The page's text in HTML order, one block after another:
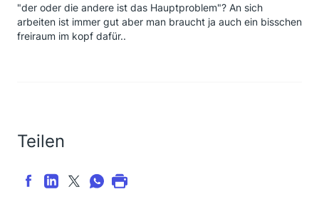
"der oder die andere ist das Hauptproblem"? An sich
arbeiten ist immer gut aber man braucht ja auch ein bisschen
freiraum im kopf dafür..
Teilen